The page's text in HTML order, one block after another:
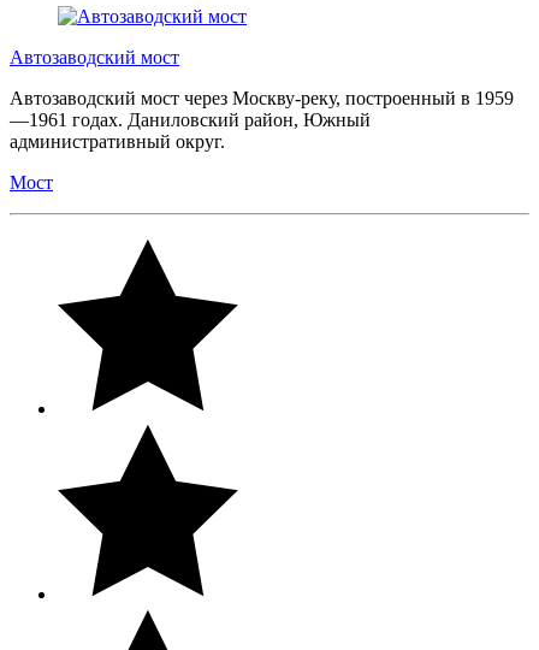
Автозаводский мост
Автозаводский мост через Москву-реку, построенный в 1959
—1961 годах. Даниловский район, Южный
административный округ.
Мост